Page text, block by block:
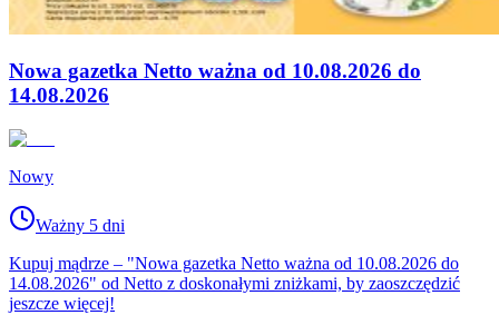
Nowa gazetka Netto ważna od 10.08.2026 do
14.08.2026
Nowy
Ważny 5 dni
Kupuj mądrze – "Nowa gazetka Netto ważna od 10.08.2026 do
14.08.2026" od Netto z doskonałymi zniżkami, by zaoszczędzić
jeszcze więcej!